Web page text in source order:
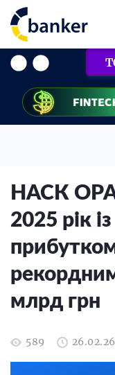
НАСК
2025 рік
млрд грн
589 26.02.26